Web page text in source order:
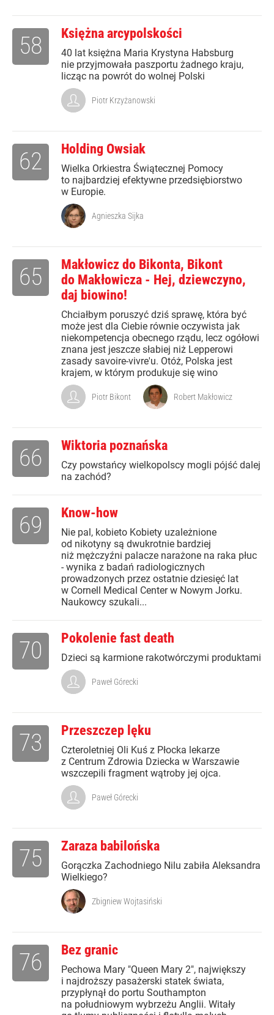
Księżna arcypolskości
40 lat księżna Maria Krystyna Habsburg
nie przyjmowała paszportu żadnego kraju,
licząc na powrót do wolnej Polski
58
Piotr Krzyżanowski
Holding Owsiak
Wielka Orkiestra Świątecznej Pomocy
to najbardziej efektywne przedsiębiorstwo
w Europie.
62
Agnieszka Sijka
Makłowicz do Bikonta, Bikont
do Makłowicza - Hej, dziewczyno,
daj biowino!
Chciałbym poruszyć dziś sprawę, która być
może jest dla Ciebie równie oczywista jak
niekompetencja obecnego rządu, lecz ogółowi
znana jest jeszcze słabiej niż Lepperowi
zasady savoire-vivre'u. Otóż, Polska jest
krajem, w którym produkuje się wino
65
Piotr Bikont Robert Makłowicz
Wiktoria poznańska
Czy powstańcy wielkopolscy mogli pójść dalej
na zachód?
66
Know-how
Nie pal, kobieto Kobiety uzależnione
od nikotyny są dwukrotnie bardziej
niż mężczyźni palacze narażone na raka płuc
- wynika z badań radiologicznych
prowadzonych przez ostatnie dziesięć lat
w Cornell Medical Center w Nowym Jorku.
Naukowcy szukali...
69
Pokolenie fast death
Dzieci są karmione rakotwórczymi produktami
70
Paweł Górecki
Przeszczep lęku
Czteroletniej Oli Kuś z Płocka lekarze
z Centrum Zdrowia Dziecka w Warszawie
wszczepili fragment wątroby jej ojca.
73
Paweł Górecki
Zaraza babilońska
Gorączka Zachodniego Nilu zabiła Aleksandra
Wielkiego?
75
Zbigniew Wojtasiński
Bez granic
Pechowa Mary "Queen Mary 2", największy
i najdroższy pasażerski statek świata,
przypłynął do portu Southampton
na południowym wybrzeżu Anglii. Witały
76